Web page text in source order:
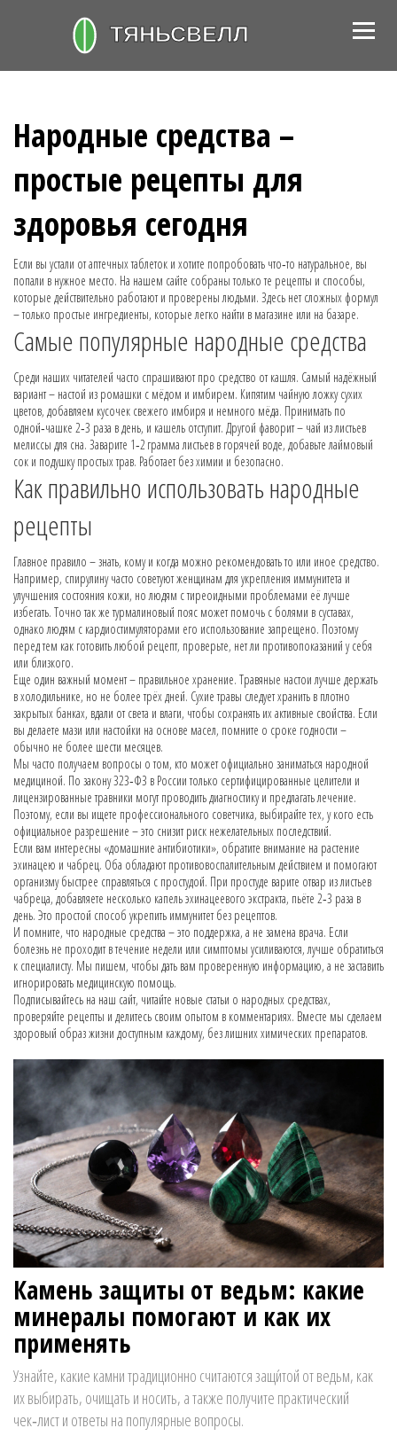
Народные средства –
простые рецепты для
здоровья сегодня
Если вы устали от аптечных таблеток и хотите попробовать что‑то натуральное, вы
попали в нужное место. На нашем сайте собраны только те рецепты и способы,
которые действительно работают и проверены людьми. Здесь нет сложных формул
– только простые ингредиенты, которые легко найти в магазине или на базаре.
Самые популярные народные средства
Среди наших читателей часто спрашивают про средство от кашля. Самый надёжный
вариант – настой из ромашки с мёдом и имбирем. Кипятим чайную ложку сухих
цветов, добавляем кусочек свежего имбиря и немного мёда. Принимать по
одной‑чашке 2‑3 раза в день, и кашель отступит. Другой фаворит – чай из листьев
мелиссы для сна. Заварите 1‑2 грамма листьев в горячей воде, добавьте лаймовый
сок и подушку простых трав. Работает без химии и безопасно.
Как правильно использовать народные
рецепты
Главное правило – знать, кому и когда можно рекомендовать то или иное средство.
Например, спирулину часто советуют женщинам для укрепления иммунитета и
улучшения состояния кожи, но людям с тиреоидными проблемами её лучше
избегать. Точно так же турмалиновый пояс может помочь с болями в суставах,
однако людям с кардиостимуляторами его использование запрещено. Поэтому
перед тем как готовить любой рецепт, проверьте, нет ли противопоказаний у себя
или близкого.
Еще один важный момент – правильное хранение. Травяные настои лучше держать
в холодильнике, но не более трёх дней. Сухие травы следует хранить в плотно
закрытых банках, вдали от света и влаги, чтобы сохранять их активные свойства. Если
вы делаете мази или настойки на основе масел, помните о сроке годности –
обычно не более шести месяцев.
Мы часто получаем вопросы о том, кто может официально заниматься народной
медициной. По закону 323‑ФЗ в России только сертифицированные целители и
лицензированные травники могут проводить диагностику и предлагать лечение.
Поэтому, если вы ищете профессионального советчика, выбирайте тех, у кого есть
официальное разрешение – это снизит риск нежелательных последствий.
Если вам интересны «домашние антибиотики», обратите внимание на растение
эхинацею и чабрец. Оба обладают противовоспалительным действием и помогают
организму быстрее справляться с простудой. При простуде варите отвар из листьев
чабреца, добавляете несколько капель эхинацеевого экстракта, пьёте 2‑3 раза в
день. Это простой способ укрепить иммунитет без рецептов.
И помните, что народные средства – это поддержка, а не замена врача. Если
болезнь не проходит в течение недели или симптомы усиливаются, лучше обратиться
к специалисту. Мы пишем, чтобы дать вам проверенную информацию, а не заставить
игнорировать медицинскую помощь.
Подписывайтесь на наш сайт, читайте новые статьи о народных средствах,
проверяйте рецепты и делитесь своим опытом в комментариях. Вместе мы сделаем
здоровый образ жизни доступным каждому, без лишних химических препаратов.
Камень защиты от ведьм: какие
минералы помогают и как их
применять
Узнайте, какие камни традиционно считаются защи́той от ведьм, как
их выбирать, очищать и носить, а также получите практический
чек‑лист и ответы на популярные вопросы.